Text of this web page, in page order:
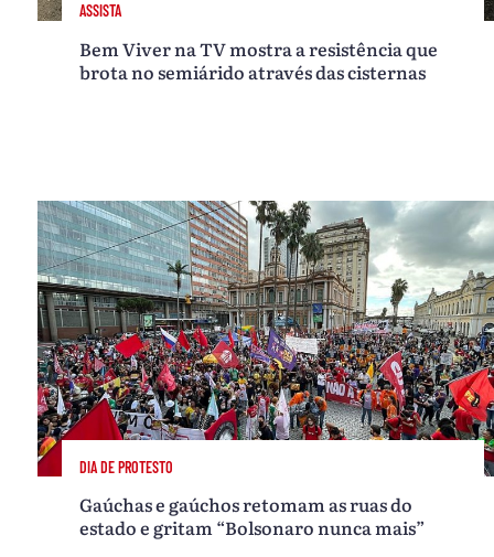
ASSISTA
Bem Viver na TV mostra a resistência que
brota no semiárido através das cisternas
DIA DE PROTESTO
Gaúchas e gaúchos retomam as ruas do
estado e gritam “Bolsonaro nunca mais”